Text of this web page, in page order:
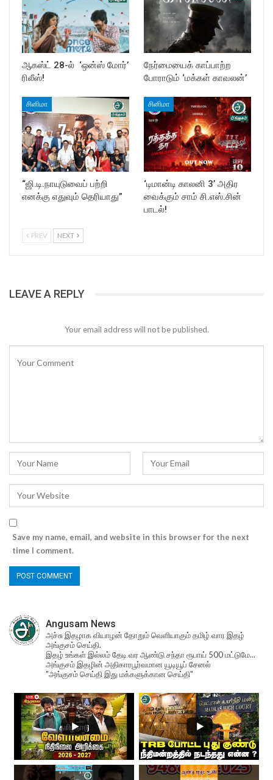
ஆகஸ்ட் 28-ல் ‘ஒன்ஸ் மோர்’
ரிலீஸ்!
நேர்மையைக் காப்பாற்ற
போராடும் ‘மக்கள் காவலன்’
சினிமா
“ஜி.டி.நாயுடுவைப் பற்றி
எனக்கு எதுவும் தெரியாது”
சினிமா
‘டிமான்டி காலனி 3’ அதிர
வைக்கும் சாம் சி.எஸ்.சின்
பாடல்!
PREV NEXT
LEAVE A REPLY
Your email address will not be published.
Save my name, email, and website in this browser for the next
time I comment.
Angusam News
அச்சு இதழாக வியாழன் தோறும் வெளியாகும் தமிழ் வார இதழ்
அங்குசம் செய்தி.
இதழ் உங்கள் இல்லம் தேடி வர ஆண்டு சந்தா ரூபாய் 500 மட்டுமே...
அங்குசம் இதழின் அதிகாரபூர்வமான யூடியூப் சேனல்
"அங்குசம் செய்தி இது மக்களுக்கான செய்தி"